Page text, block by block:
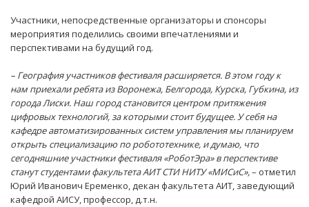
Участники, непосредственные организаторы и спонсоры
мероприятия поделились своими впечатлениями и
перспективами на будущий год.
– География участников фестиваля расширяется. В этом году к
нам приехали ребята из Воронежа, Белгорода, Курска, Губкина, из
города Лиски. Наш город становится центром притяжения
цифровых технологий, за которыми стоит будущее. У себя на
кафедре автоматизированных систем управления мы планируем
открыть специализацию по робототехнике, и думаю, что
сегодняшние участники фестиваля «РоботЭра» в перспективе
станут студентами факультета АИТ СТИ НИТУ «МИСиС»,– отметил
Юрий Иванович Еременко, декан факультета АИТ, заведующий
кафедрой АИСУ, профессор, д.т.н.